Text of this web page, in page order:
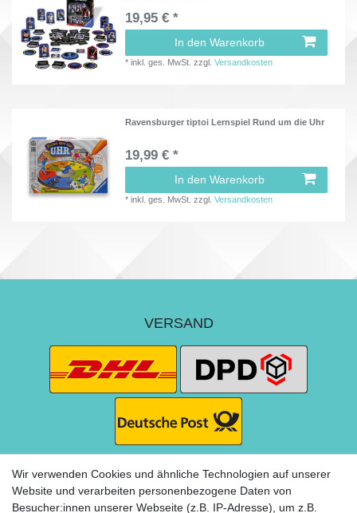
19,95 € *
In den Warenkorb
*inkl. ges. MwSt. zzgl.Versandkosten
Ravensburger tiptoi Lernspiel Rund um die Uhr
19,99 € *
In den Warenkorb
*inkl. ges. MwSt. zzgl.Versandkosten
VERSAND
Wir verwenden Cookies und ähnliche Technologien auf unserer
Website und verarbeiten personenbezogene Daten von
Besucher:innen unserer Webseite (z.B. IP-Adresse), um z.B.